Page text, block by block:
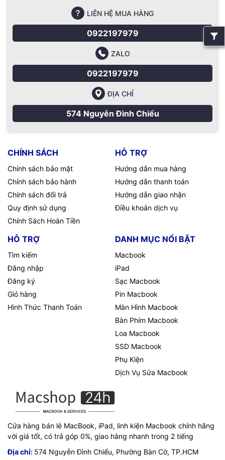
LIÊN HỆ MUA HÀNG
0922197979
ZALO
0922197979
ĐỊA CHỈ
574 Nguyễn Đình Chiểu
CHÍNH SÁCH
Chính sách bảo mật
Chính sách bảo hành
Chính sách đổi trả
Quy định sử dụng
Chính Sách Hoàn Tiền
HỖ TRỢ
Hướng dẫn mua hàng
Hướng dẫn thanh toán
Hướng dẫn giao nhận
Điều khoản dịch vụ
HỖ TRỢ
Tìm kiếm
Đăng nhập
Đăng ký
Giỏ hàng
Hình Thức Thanh Toán
DANH MỤC NỔI BẬT
Macbook
iPad
Sạc Macbook
Pin Macbook
Màn Hình Macbook
Bàn Phím Macbook
Loa Macbook
SSD Macbook
Phụ Kiện
Dịch Vụ Sửa Macbook
Cửa hàng bán lẻ MacBook, iPad, linh kiện Macbook chính hãng
với giá tốt, có trả góp 0%, giao hàng nhanh trong 2 tiếng
Địa chỉ: 574 Nguyễn Đình Chiểu, Phường Bàn Cờ, TP.HCM